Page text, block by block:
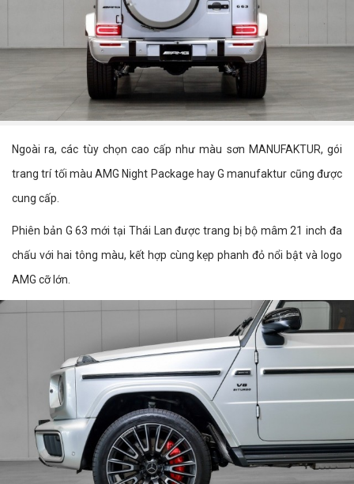
Ngoài ra, các tùy chọn cao cấp như màu sơn MANUFAKTUR, gói
trang trí tối màu AMG Night Package hay G manufaktur cũng được
cung cấp.
Phiên bản G 63 mới tại Thái Lan được trang bị bộ mâm 21 inch đa
chấu với hai tông màu, kết hợp cùng kẹp phanh đỏ nổi bật và logo
AMG cỡ lớn.